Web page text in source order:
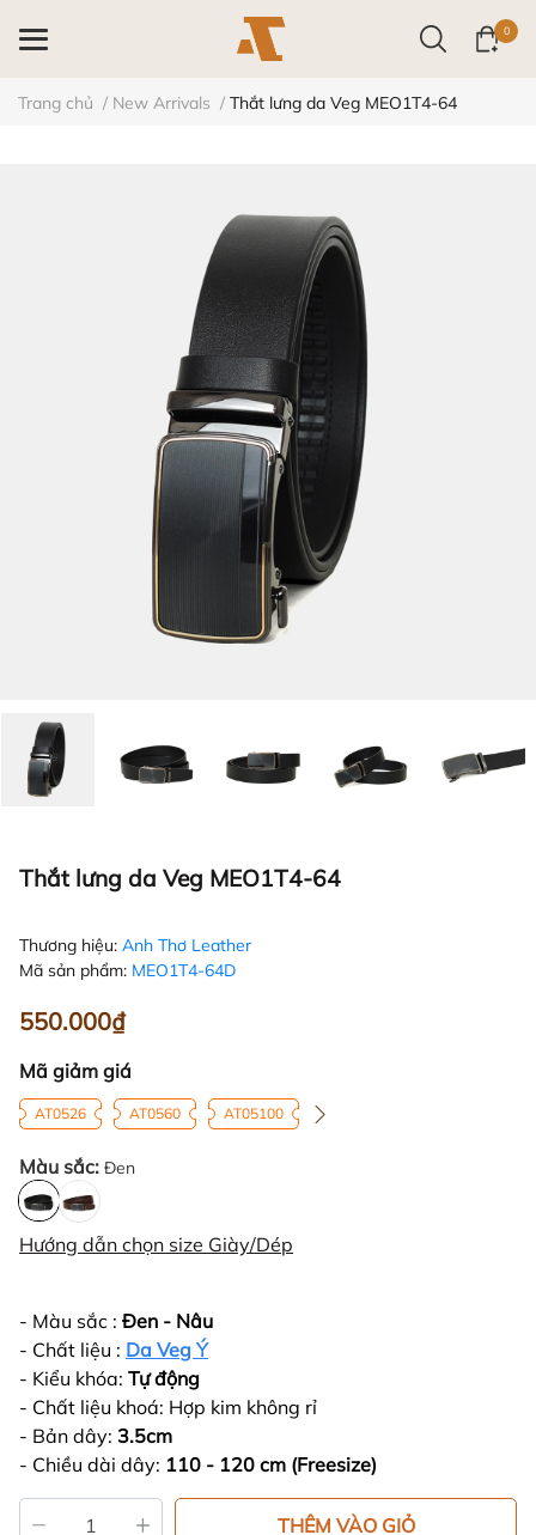
0
Trang chủ / New Arrivals / Thắt lưng da Veg MEO1T4-64
Thắt lưng da Veg MEO1T4-64
Thương hiệu: Anh Thơ Leather
Mã sản phẩm: MEO1T4-64D
550.000₫
Mã giảm giá
AT0526 AT0560 AT05100
Màu sắc: Đen
Hướng dẫn chọn size Giày/Dép
- Màu sắc : Đen - Nâu
- Chất liệu : Da Veg Ý
- Kiểu khóa: Tự động
- Chất liệu khoá: Hợp kim không rỉ
- Bản dây: 3.5cm
- Chiều dài dây: 110 - 120 cm (Freesize)
THÊM VÀO GIỎ